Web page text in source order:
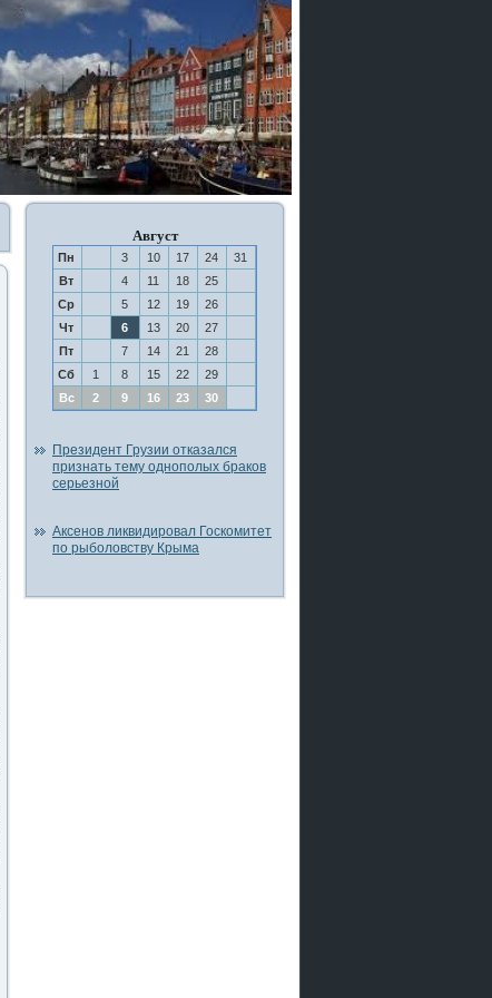
Август
Пн 3 10 17 24
31
Вт
4 11 18
25
Ср
5 12 19
26
Чт
6 13 20
27
Пт
7 14 21
28
Сб
1 8 15 22
29
Вс
2 9 16 23 30
Президент Грузии отказался
признать тему однополых браков
серьезной
Аксенов ликвидировал Госкомитет
по рыболовству Крыма